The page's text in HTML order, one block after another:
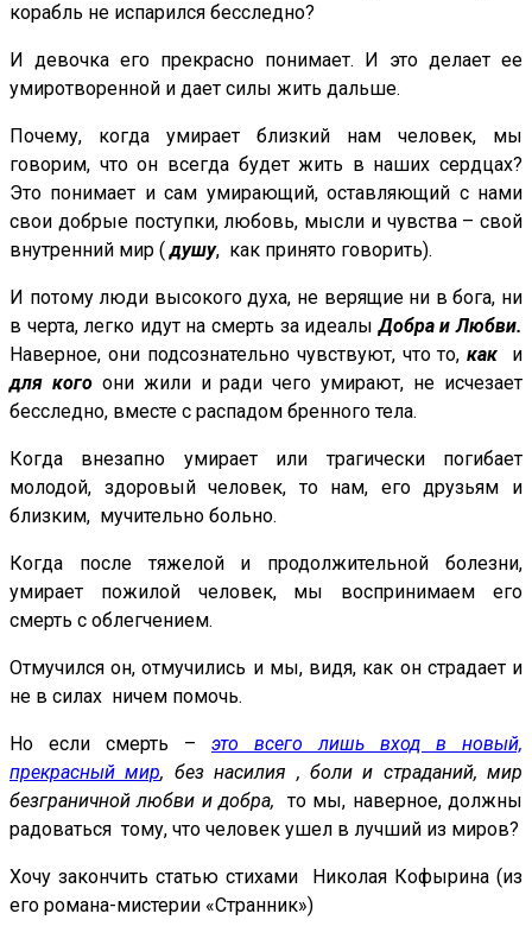
корабль не испарился бесследно?
И девочка его прекрасно понимает. И это делает ее
умиротворенной и дает силы жить дальше.
Почему, когда умирает близкий нам человек, мы
говорим, что он всегда будет жить в наших сердцах?
Это понимает и сам умирающий, оставляющий с нами
свои добрые поступки, любовь, мысли и чувства – свой
внутренний мир (душу, как принято говорить).
И потому люди высокого духа, не верящие ни в бога, ни
в черта, легко идут на смерть за идеалыДобра и Любви.
Наверное, они подсознательно чувствуют, что то,как и
для кого они жили и ради чего умирают, не исчезает
бесследно, вместе с распадом бренного тела.
Когда внезапно умирает или трагически погибает
молодой, здоровый человек, то нам, его друзьям и
близким, мучительно больно.
Когда после тяжелой и продолжительной болезни,
умирает пожилой человек, мы воспринимаем его
смерть с облегчением.
Отмучился он, отмучились и мы, видя, как он страдает и
не в силах ничем помочь.
Но если смерть – это всего лишь вход в новый,
прекрасный мир, без насилия , боли и страданий, мир
безграничной любви и добра,то мы, наверное, должны
радоваться тому, что человек ушел в лучший из миров?
Хочу закончить статью стихами Николая Кофырина (из
его романа-мистерии «Странник»)